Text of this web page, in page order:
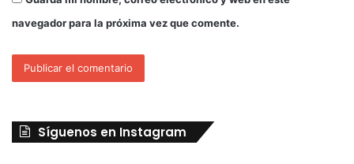
navegador para la próxima vez que comente.
Síguenos en Instagram